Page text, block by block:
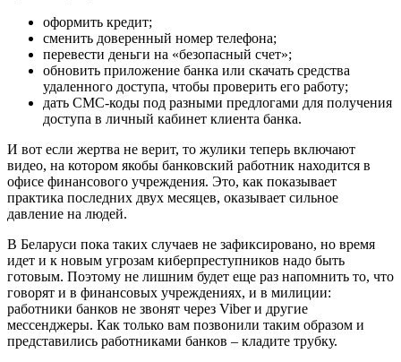
оформить кредит;
сменить доверенный номер телефона;
перевести деньги на «безопасный счет»;
обновить приложение банка или скачать средства
удаленного доступа, чтобы проверить его работу;
дать СМС-коды под разными предлогами для получения
доступа в личный кабинет клиента банка.
И вот если жертва не верит, то жулики теперь включают
видео, на котором якобы банковский работник находится в
офисе финансового учреждения. Это, как показывает
практика последних двух месяцев, оказывает сильное
давление на людей.
В Беларуси пока таких случаев не зафиксировано, но время
идет и к новым угрозам киберпреступников надо быть
готовым. Поэтому не лишним будет еще раз напомнить то, что
говорят и в финансовых учреждениях, и в милиции:
работники банков не звонят через Viber и другие
мессенджеры. Как только вам позвонили таким образом и
представились работниками банков – кладите трубку.